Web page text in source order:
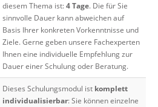
diesem Thema ist:4 Tage. Die für Sie
sinnvolle Dauer kann abweichen auf
Basis Ihrer konkreten Vorkenntnisse und
Ziele. Gerne geben unsere Fachexperten
Ihnen eine individuelle Empfehlung zur
Dauer einer Schulung oder Beratung.
Dieses Schulungsmodul ist komplett
individualisierbar: Sie können einzelne